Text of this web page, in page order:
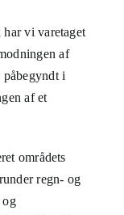
vi varetaget
af
påbegyndt i
af et
områdets
regn- og
og